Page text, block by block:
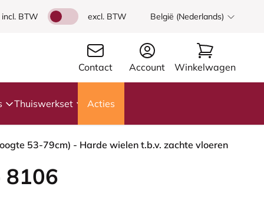
incl. BTW excl. BTW België (Nederlands)
Contact Account Winkelwagen
Thuiswerkset Acties
53-79cm) - Harde wielen t.b.v. zachte vloeren
8106